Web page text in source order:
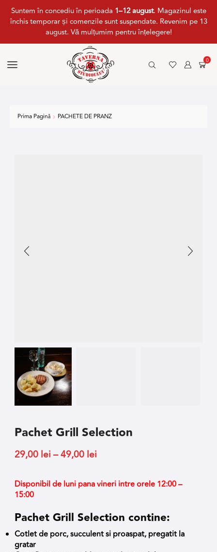
Suntem în concediu în perioada 1–12 august. Magazinul este
închis temporar și comenzile sunt suspendate. Revenim pe 13
august. Vă mulțumim pentru înțelegere!
0
Prima Pagină PACHETE DE PRANZ
Pachet Grill Selection
29,00 lei –49,00 lei
Disponibil de luni pana vineri intre orele 12:00 –
15:00
Pachet Grill Selection contine:
Cotlet de porc, succulent si proaspat, pregatit la
gratar